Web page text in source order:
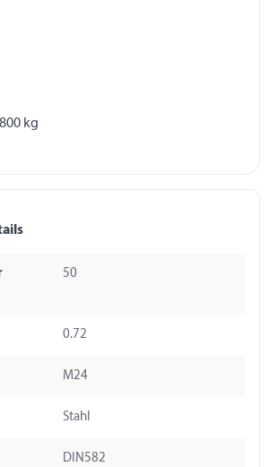
50
0.72
M24
Stahl
DIN582